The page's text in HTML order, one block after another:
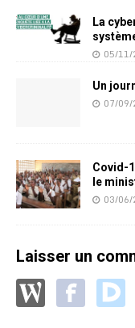
La
05/11/
Un
07/09/
Covid-
le
03/06/
Laisser un